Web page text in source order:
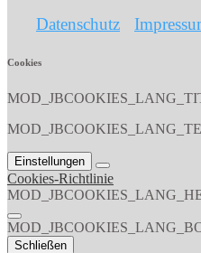
Datenschutz
Cookies
Einstellungen
Cookies-Richtlinie
Schließen